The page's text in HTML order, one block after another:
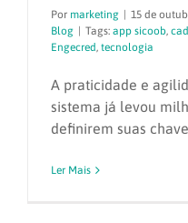
Por marketing | 15 de
Blog | Tags: app sicoob,
Engecred, tecnologia
A praticidade e
sistema já levou
definirem suas
Ler Mais